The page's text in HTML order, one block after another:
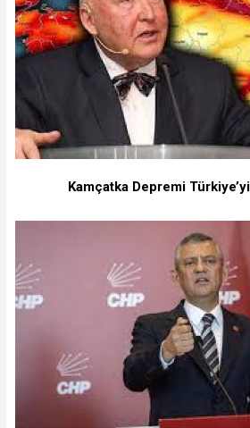
Kamçatka Depremi